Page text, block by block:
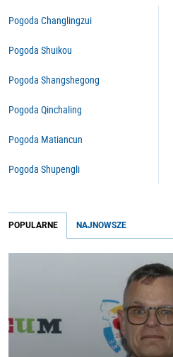
Pogoda Changlingzui
Pogoda Shuikou
Pogoda Shangshegong
Pogoda Qinchaling
Pogoda Matiancun
Pogoda Shupengli
POPULARNE NAJNOWSZE